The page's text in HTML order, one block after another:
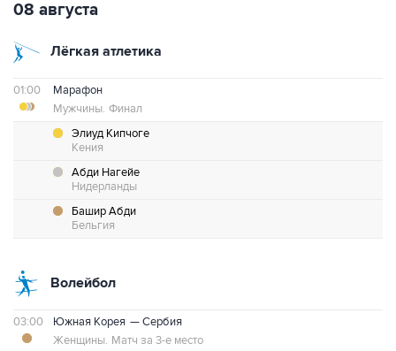
08 августа
Лёгкая атлетика
01:00
Марафон
Мужчины. Финал
Элиуд Кипчоге
Кения
Абди Нагейе
Нидерланды
Башир Абди
Бельгия
Волейбол
03:00 Южная Корея — Сербия
Женщины. Матч за 3-е место